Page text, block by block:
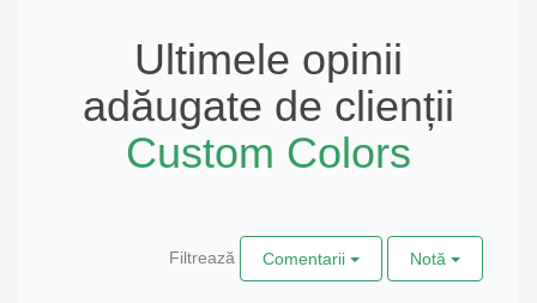
Ultimele opinii
adăugate de clienții
Custom Colors
Filtrează Comentarii Notă